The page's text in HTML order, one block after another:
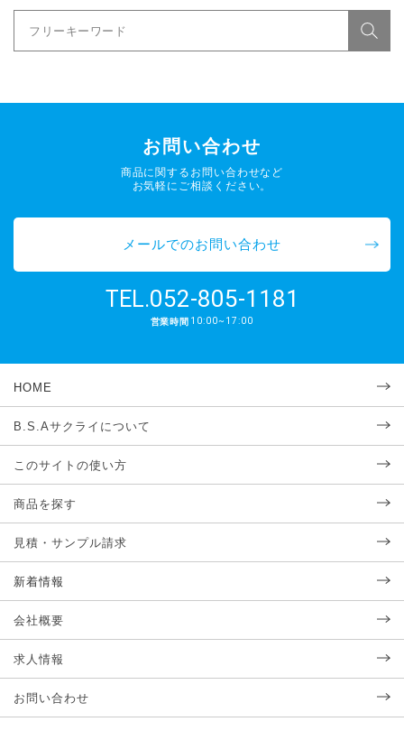
お問い合わせ
商品に関するお問い合わせなど
お気軽にご相談ください。
メールでのお問い合わせ
TEL.052-805-1181
営業時間 10:00~17:00
HOME
B.S.Aサクライについて
このサイトの使い方
商品を探す
見積・サンプル請求
新着情報
会社概要
求人情報
お問い合わせ